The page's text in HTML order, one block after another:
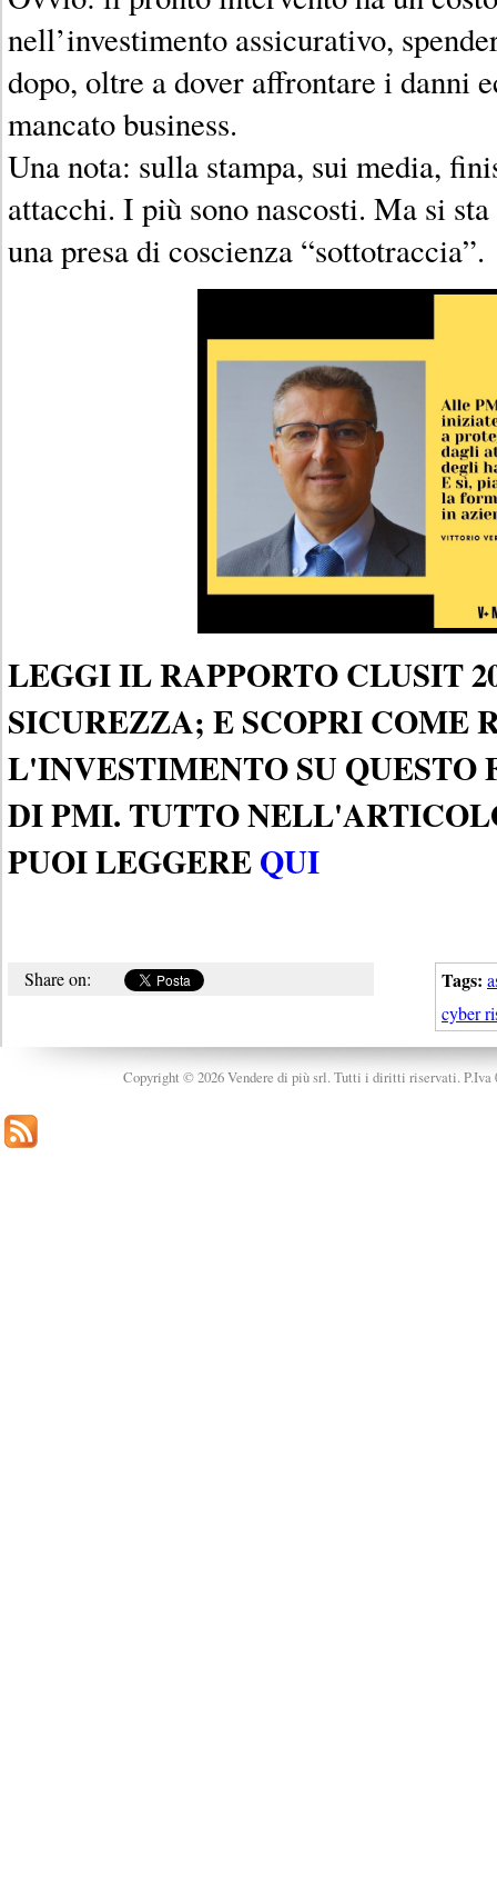
nell’investimento assicurativo,
dopo, oltre a dover affrontare i danni
mancato business.
Una nota: sulla stampa, sui media,
attacchi. I più sono nascosti. Ma si
una presa di coscienza “sottotraccia”.
LEGGI IL RAPPORTO CLUSIT
SICUREZZA; E SCOPRI COME
L'INVESTIMENTO SU QUESTO
DI PMI. TUTTO
PUOI LEGGEREQUI
Tags:
cyber
Share on:
Copyright © 2026 Vendere di più srl. Tutti i diritti riservati. P.Iva